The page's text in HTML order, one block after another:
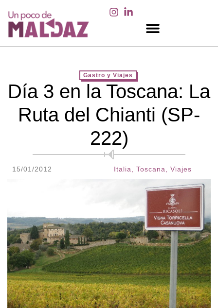
Gastro y Viajes
Día 3 en la Toscana: La
Ruta del Chianti (SP-
222)
15/01/2012 Italia Toscana Viajes